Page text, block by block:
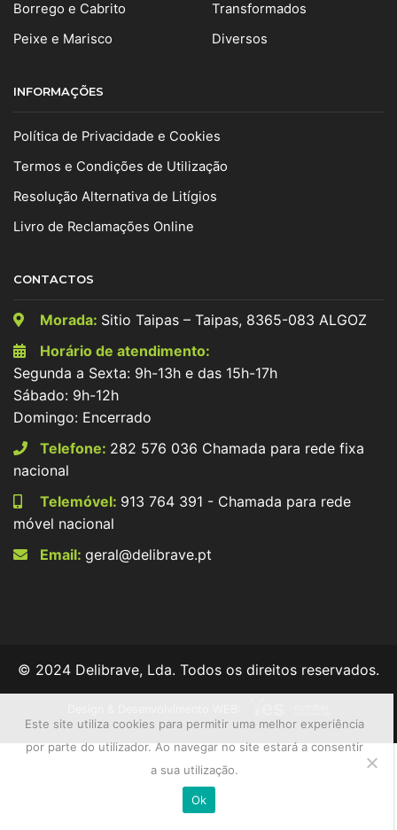
Borrego e Cabrito
Peixe e Marisco
Transformados
Diversos
INFORMAÇÕES
Política de Privacidade e Cookies
Termos e Condições de Utilização
Resolução Alternativa de Litígios
Livro de Reclamações Online
CONTACTOS
Morada: Sitio Taipas – Taipas, 8365-083 ALGOZ
Horário de atendimento:
Segunda a Sexta: 9h-13h e das 15h-17h
Sábado: 9h-12h
Domingo: Encerrado
Telefone: 282 576 036 Chamada para rede fixa
nacional
Telemóvel: 913 764 391 - Chamada para rede
móvel nacional
Email: geral@delibrave.pt
© 2024 Delibrave, Lda. Todos os direitos reservados.
Este site utiliza cookies para permitir uma melhor experiência
por parte do utilizador. Ao navegar no site estará a consentir
a sua utilização.
Ok